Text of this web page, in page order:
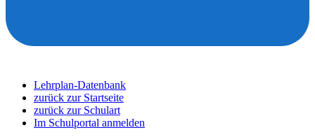
Lehrplan-Datenbank
zurück zur Startseite
zurück zur Schulart
Im Schulportal anmelden